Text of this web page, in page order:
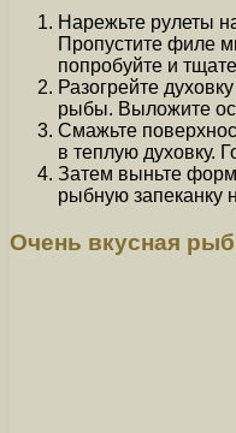
Нарежьте рулеты
Пропустите филе
попробуйте и
Разогрейте
рыбы. Выложите
Смажьте
в теплую духовку.
Затем выньте
рыбную запеканку
Очень вкусная